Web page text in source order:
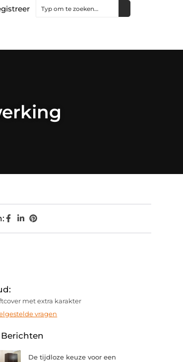
met extra karakter
vragen
Berichten
De tijdloze keuze voor een